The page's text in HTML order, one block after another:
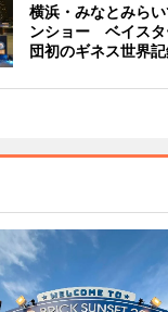
横浜・みなとみら
ンショー ベイスタ
団初のギネス世界